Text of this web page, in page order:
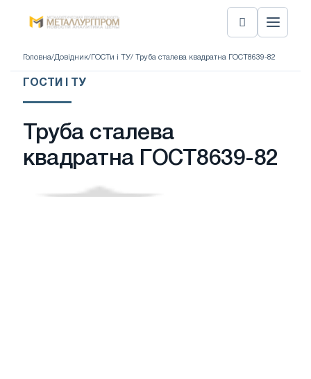
Головна/Довідник/ ГОСТи і ТУ/ Труба сталева квадратна ГОСТ8639-82
ГОСТИ І ТУ
Труба сталева
квадратна ГОСТ8639-82